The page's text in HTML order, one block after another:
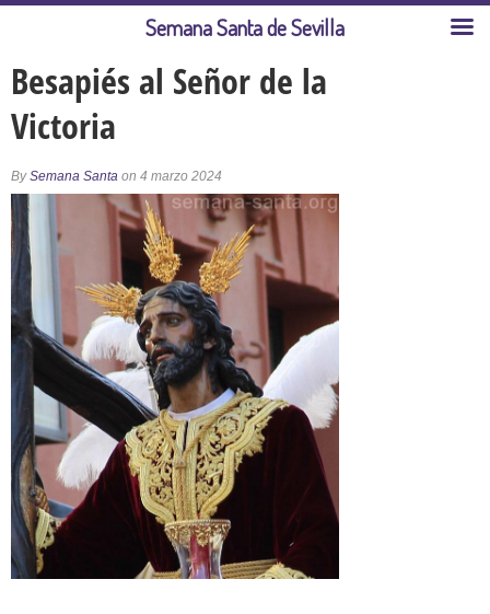
Besapiés al Señor de la
Victoria
BySemana Santa on 4 marzo 2024
Semana Santa de Sevilla